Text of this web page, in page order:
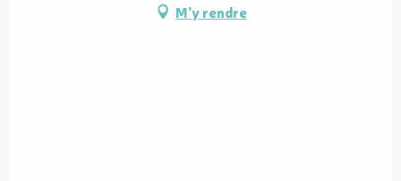
M'y rendre